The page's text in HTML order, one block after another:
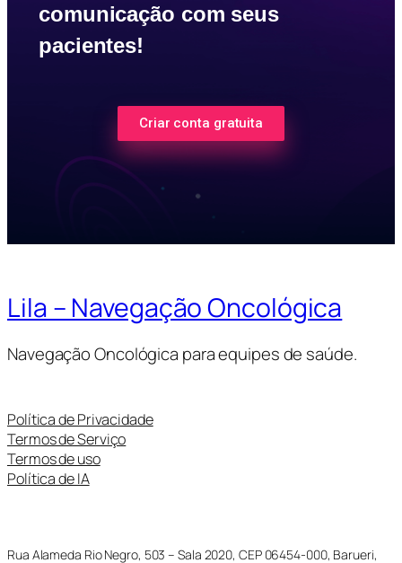
comunicação com seus
pacientes!
Criar conta gratuita
Lila – Navegação Oncológica
Navegação Oncológica para equipes de saúde.
Política de Privacidade
Termos de Serviço
Termos de uso
Política de IA
Rua Alameda Rio Negro, 503 – Sala 2020, CEP 06454-000, Barueri,